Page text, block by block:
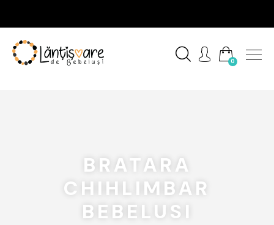
0
BRATARA
CHIHLIMBAR
BEBELUSI